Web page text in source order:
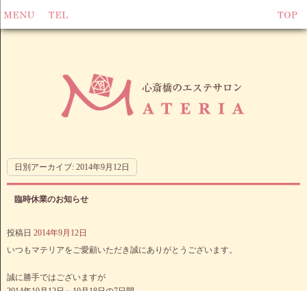
日別アーカイブ: 2014年9月12日
臨時休業のお知らせ
投稿日 2014年9月12日
いつもマテリアをご愛顧いただき誠にありがとうございます。
誠に勝手ではございますが